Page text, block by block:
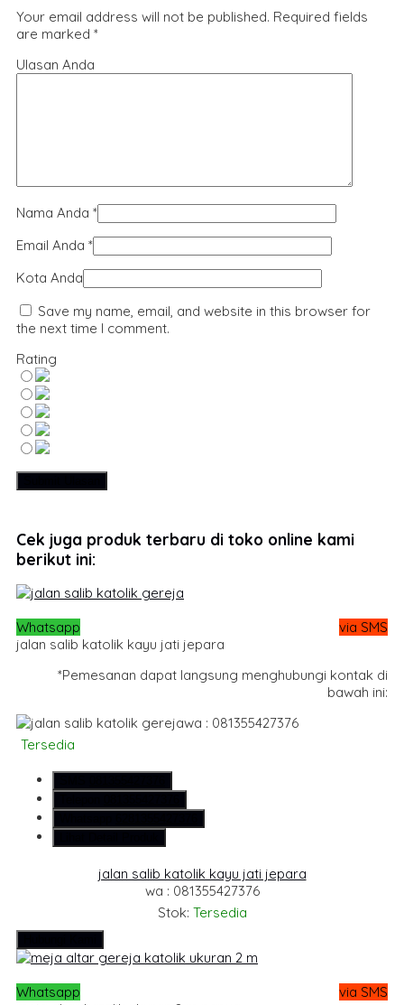
Your email address will not be published. Required fields
are marked *
Ulasan Anda
Nama Anda *
Email Anda *
Kota Anda
Save my name, email, and website in this browser for
the next time I comment.
Rating
Cek juga produk terbaru di toko online kami
berikut ini:
Whatsapp
via SMS
jalan salib katolik kayu jati jepara
*Pemesanan dapat langsung menghubungi kontak di
bawah ini:
wa : 081355427376
Tersedia
jalan salib katolik kayu jati jepara
wa : 081355427376
Stok: Tersedia
Whatsapp
via SMS